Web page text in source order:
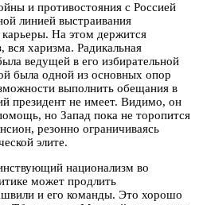
и противостояния с Россией
линией выстраивания
карьеры. На этом держится
вся харизма. Радикальная
ведущей в его избирательной
была одной из основных опор
выполнить обещания в
президент не имеет. Видимо, он
но Запад пока не торопится
резонно ограничиваясь
элите.
национализм во
может продлить
и его команды. Это хорошо